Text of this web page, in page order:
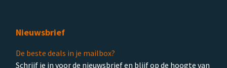
Nieuwsbrief
De beste deals in je mailbox?
Schrijf je in voor de nieuwsbrief en blijf op de hoogte van